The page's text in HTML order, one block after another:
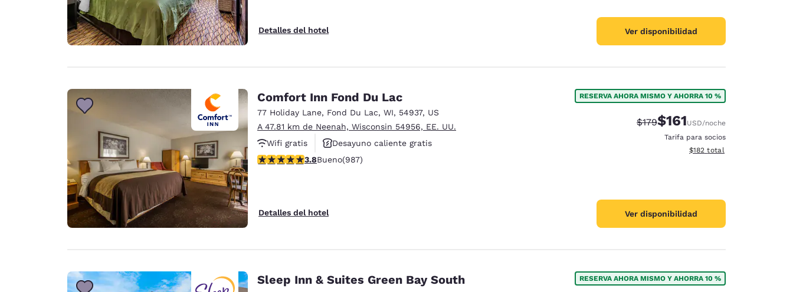
Detalles del hotel Ver disponibilidad
Comfort Inn Fond Du Lac
77 Holiday Lane, Fond Du Lac, WI, 54937, US
A 47.81 km de Neenah, Wisconsin 54956, EE. UU.
Wifi gratis
Desayuno caliente gratis
Hoteles que aceptan mascotas
Calificación de 3.79 estrellas. Bueno. 987 reseñas
3.8Bueno(987)
Detalles del hotel
RESERVA AHORA MISMO Y AHORRA 10 %
Tarifa tachada:
$179Tarifa reducida:
$161USD/noche
Tarifa para socios
Ver detalles totales
$182 total
Ver disponibilidad
Sleep Inn & Suites Green Bay South RESERVA AHORA MISMO Y AHORRA 10 %